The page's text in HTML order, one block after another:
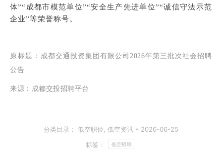
体”“成都市模范单位”“安全生产先进单位”“诚信守法示范
企业”等荣誉称号。
原标题 ：成都交通投资集团有限公司2026年第三批次社会招聘
公告
来源：成都交投招聘平台
分类目录： 低空职位 低空资讯
2026-06-25
标签：
低空招聘